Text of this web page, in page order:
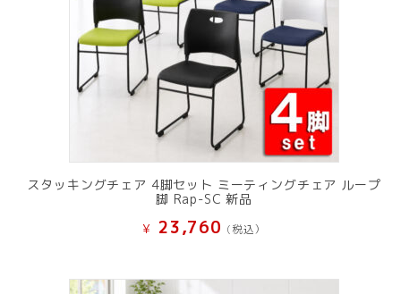
スタッキングチェア 4脚セット ミーティングチェア ループ
脚 Rap-SC 新品
¥ 23,760 (税込）